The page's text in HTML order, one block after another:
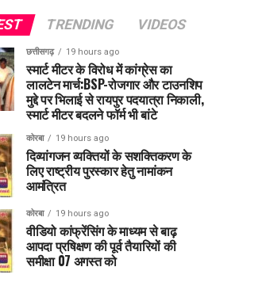
TRENDING VIDEOS
छत्तीसगढ़ 19 hours ago
स्मार्ट मीटर के विरोध में कांग्रेस का
लालटेन मार्च:BSP-रोजगार और टाउनशिप
मुद्दे पर भिलाई से रायपुर पदयात्रा निकाली,
स्मार्ट मीटर बदलने फॉर्म भी बांटे
कोरबा 19 hours ago
दिव्यांगजन व्यक्तियों के सशक्तिकरण के
लिए राष्ट्रीय पुरस्कार हेतु नामांकन
आमंत्रित
कोरबा 19 hours ago
वीडियो कांफ्रेंसिंग के माध्यम से बाढ़
आपदा प्रषिक्षण की पूर्व तैयारियों की
समीक्षा 07 अगस्त को